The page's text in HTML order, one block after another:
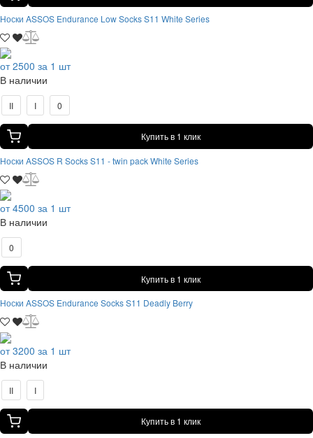
Носки ASSOS Endurance Low Socks S11 White Series
от 2500 за 1 шт
В наличии
II I 0
Купить в 1 клик
Носки ASSOS R Socks S11 - twin pack White Series
от 4500 за 1 шт
В наличии
0
Купить в 1 клик
Носки ASSOS Endurance Socks S11 Deadly Berry
от 3200 за 1 шт
В наличии
II I
Купить в 1 клик